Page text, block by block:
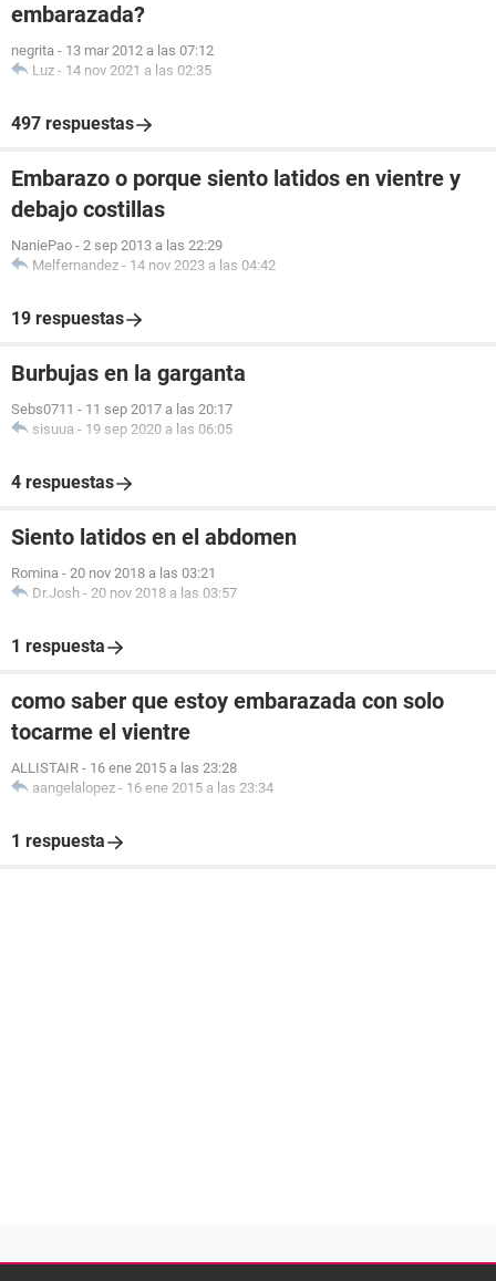
embarazada?
negrita - 13 mar 2012 a las 07:12
Luz - 14 nov 2021 a las 02:35
497 respuestas
Embarazo o porque siento latidos en vientre y
debajo costillas
NaniePao - 2 sep 2013 a las 22:29
Melfernandez - 14 nov 2023 a las 04:42
19 respuestas
Burbujas en la garganta
Sebs0711 - 11 sep 2017 a las 20:17
sisuua - 19 sep 2020 a las 06:05
4 respuestas
Siento latidos en el abdomen
Romina - 20 nov 2018 a las 03:21
Dr.Josh - 20 nov 2018 a las 03:57
1 respuesta
como saber que estoy embarazada con solo
tocarme el vientre
ALLISTAIR - 16 ene 2015 a las 23:28
aangelalopez - 16 ene 2015 a las 23:34
1 respuesta